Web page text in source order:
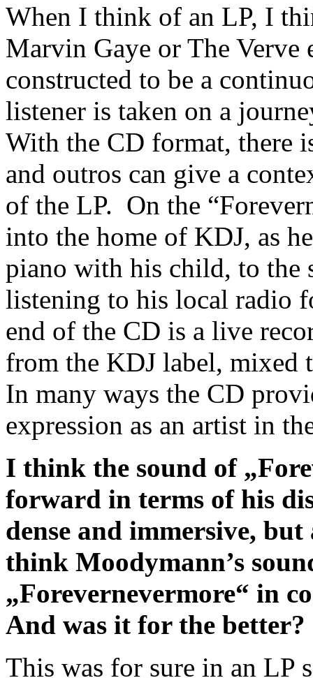
When I think of an LP, I
Marvin Gaye or The Verve
constructed to be a
listener is taken on a
With the CD format, there
and outros can give a
of the LP. On the
into the home of KDJ, as
piano with his child, to the
listening to his local radio
end of the CD is a live
from the KDJ label, mixed
In many ways the CD
expression as an artist in
I think the sound of
forward in terms of his
dense and immersive,
think Moodymann’s
„Forevernevermore“ in
And was it for the better?
This was for sure in an LP